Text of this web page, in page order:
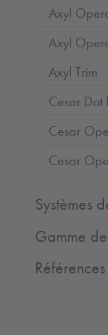
Axyl
Axyl
Axyl Trim
Cesar Dot
Cesar
Cesar
Systèmes
Gamme